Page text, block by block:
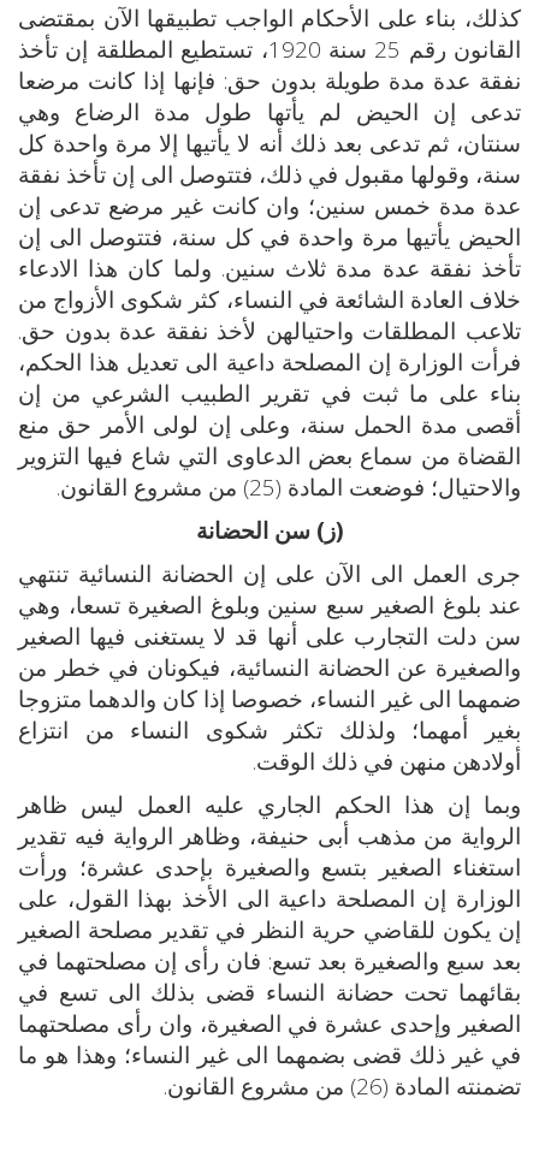
كذلك، بناء على الأحكام الواجب تطبيقها الآن بمقتضى
القانون رقم 25 سنة 1920، تستطيع المطلقة إن تأخذ
نفقة عدة مدة طويلة بدون حق: فإنها إذا كانت مرضعا
تدعى إن الحيض لم يأتها طول مدة الرضاع وهي
سنتان، ثم تدعى بعد ذلك أنه لا يأتيها إلا مرة واحدة كل
سنة، وقولها مقبول في ذلك، فتتوصل الى إن تأخذ نفقة
عدة مدة خمس سنين؛ وان كانت غير مرضع تدعى إن
الحيض يأتيها مرة واحدة في كل سنة، فتتوصل الى إن
تأخذ نفقة عدة مدة ثلاث سنين. ولما كان هذا الادعاء
خلاف العادة الشائعة في النساء، كثر شكوى الأزواج من
تلاعب المطلقات واحتيالهن لأخذ نفقة عدة بدون حق.
فرأت الوزارة إن المصلحة داعية الى تعديل هذا الحكم،
بناء على ما ثبت في تقرير الطبيب الشرعي من إن
أقصى مدة الحمل سنة، وعلى إن لولى الأمر حق منع
القضاة من سماع بعض الدعاوى التي شاع فيها التزوير
والاحتيال؛ فوضعت المادة (25) من مشروع القانون.
(ز) سن الحضانة
جرى العمل الى الآن على إن الحضانة النسائية تنتهي
عند بلوغ الصغير سبع سنين وبلوغ الصغيرة تسعا، وهي
سن دلت التجارب على أنها قد لا يستغنى فيها الصغير
والصغيرة عن الحضانة النسائية، فيكونان في خطر من
ضمهما الى غير النساء، خصوصا إذا كان والدهما متزوجا
بغير أمهما؛ ولذلك تكثر شكوى النساء من انتزاع
أولادهن منهن في ذلك الوقت.
وبما إن هذا الحكم الجاري عليه العمل ليس ظاهر
الرواية من مذهب أبى حنيفة، وظاهر الرواية فيه تقدير
استغناء الصغير بتسع والصغيرة بإحدى عشرة؛ ورأت
الوزارة إن المصلحة داعية الى الأخذ بهذا القول، على
إن يكون للقاضي حرية النظر في تقدير مصلحة الصغير
بعد سبع والصغيرة بعد تسع: فان رأى إن مصلحتهما في
بقائهما تحت حضانة النساء قضى بذلك الى تسع في
الصغير وإحدى عشرة في الصغيرة، وان رأى مصلحتهما
في غير ذلك قضى بضمهما الى غير النساء؛ وهذا هو ما
تضمنته المادة (26) من مشروع القانون.